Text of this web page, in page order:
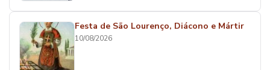
Festa de São Lourenço, Diácono e Mártir
10/08/2026